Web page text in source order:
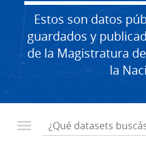
Estos son datos
guardados y
de la Magistratura
la